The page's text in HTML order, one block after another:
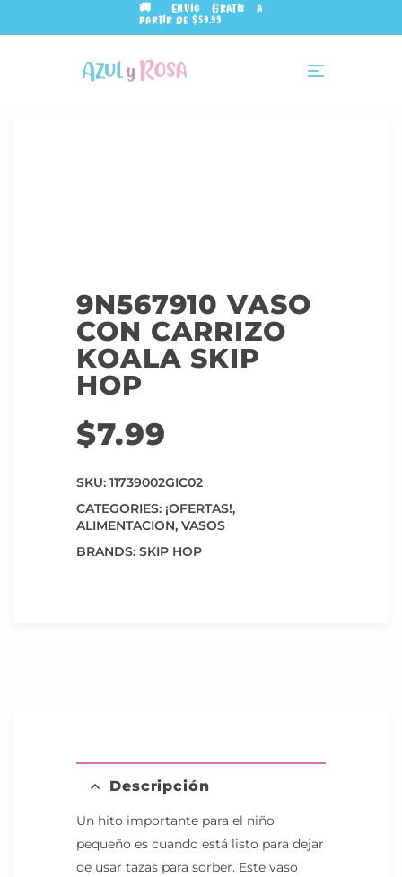
🚚 Envío Gratis a
partir de $59.99
9N567910 VASO
CON CARRIZO
KOALA SKIP
HOP
$7.99
SKU: 11739002GIC02
CATEGORIES: ¡OFERTAS!,
ALIMENTACION, VASOS
BRANDS: SKIP HOP
Descripción
Un hito importante para el niño
pequeño es cuando está listo para dejar
de usar tazas para sorber. Este vaso